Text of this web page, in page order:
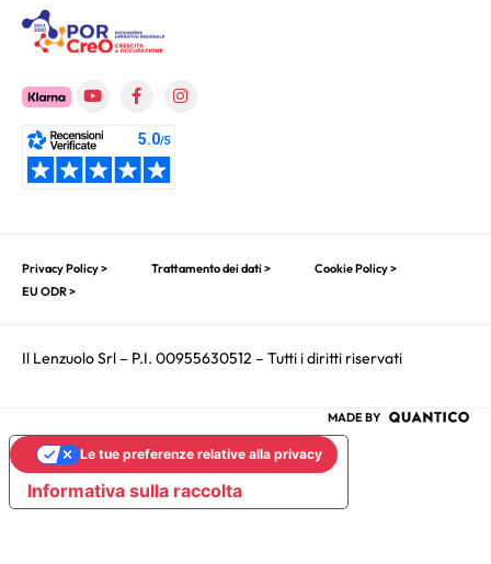
Privacy Policy > Trattamento dei dati >
Cookie Policy >
EU ODR >
Il Lenzuolo Srl – P.I. 00955630512 – Tutti i diritti riservati
MADE BY
Informativa sulla raccolta
Le tue preferenze relative alla privacy